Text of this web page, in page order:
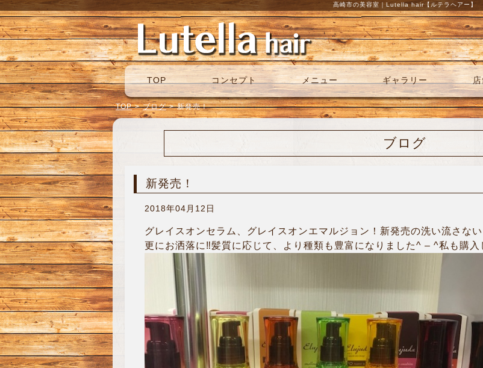
高崎市の美容室｜Lutella hair【ルテラヘアー】
TOP コンセプト メニュー ギャラリー
TOP > ブログ > 新発売！
ブログ
新発売！
2018年04月12日
グレイスオンセラム、グレイスオンエマルジョン！新発売の洗い流さな
更にお洒落に‼︎髪質に応じて、より種類も豊富になりました^ – ^私も購入